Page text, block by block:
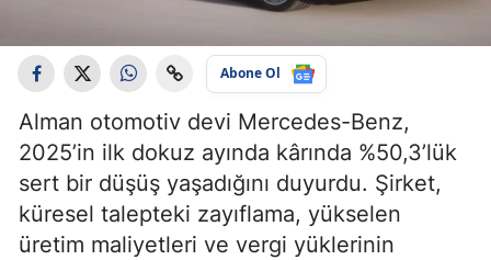
Abone Ol
Alman otomotiv devi Mercedes-Benz,
2025’in ilk dokuz ayında kârında %50,3’lük
sert bir düşüş yaşadığını duyurdu. Şirket,
küresel talepteki zayıflama, yükselen
üretim maliyetleri ve vergi yüklerinin